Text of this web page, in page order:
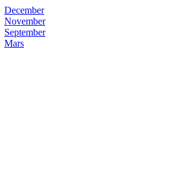
December
November
September
Mars